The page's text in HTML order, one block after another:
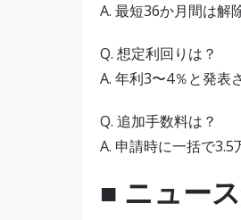
A. 最短36か月間は解
Q. 想定利回りは？
A. 年利3〜4％と発表
Q. 追加手数料は？
A. 申請時に一括で3.5
■ ニュー